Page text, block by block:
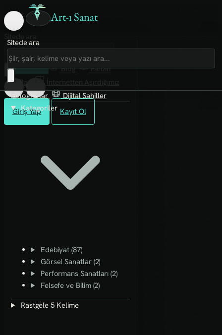
Art-ı Sanat
Giriş Yap Kayıt Ol
Sitede ara
Art-ı Sosyal
İmece
Kütüphane
Blog
Fanzin
Rafları
Fotoğraflar
Dijital Sahiller
Kategoriler
Edebiyat (87)
Görsel Sanatlar (2)
Performans Sanatları (2)
Felsefe ve Bilim (2)
Rastgele 5 Kelime